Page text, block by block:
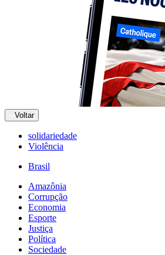
Voltar
solidariedade
Violência
Brasil
Amazônia
Corrupção
Economia
Esporte
Justiça
Política
Sociedade